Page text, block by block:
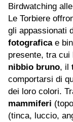
Birdwatching
Le Torbiere
gli appassionati
fotograficae
presente, tra cui
nibbio bruno, il
comportarsi di
dei loro colori.
mammiferi
(tinca, luccio,